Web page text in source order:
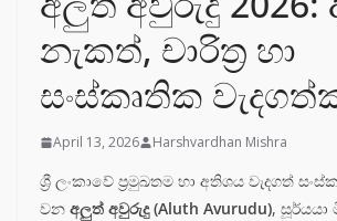
නැකත්, චාරිත්‍ර හා
සංස්කෘතික
April 13, 2026 Harshvardhan Mishra
ශ්‍රී ලංකාවේ ප්‍රමුඛතම හා අතිශය වැදගත්
වන අලුත් අවුරුදු (Aluth Avurudu),